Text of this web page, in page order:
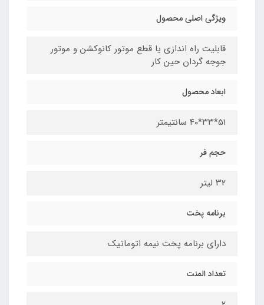
ویژگی اصلی محصول
قابلیت راه اندازی یا قطع موتور کانوکشن و موتور
جوجه گردان حین کار
ابعاد محصول
۵۱*۳۳*۴۰ سانتیمتر
حجم فر
۳۲ لیتر
برنامه پخت
دارای برنامه پخت نیمه اتوماتیک
تعداد المنت